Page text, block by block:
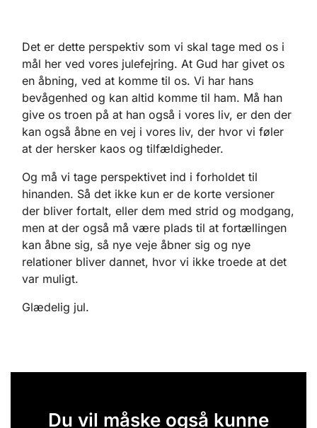
Det er dette perspektiv som vi skal tage med os i
mål her ved vores julefejring. At Gud har givet os
en åbning, ved at komme til os. Vi har hans
bevågenhed og kan altid komme til ham. Må han
give os troen på at han også i vores liv, er den der
kan også åbne en vej i vores liv, der hvor vi føler
at der hersker kaos og tilfældigheder.
Og må vi tage perspektivet ind i forholdet til
hinanden. Så det ikke kun er de korte versioner
der bliver fortalt, eller dem med strid og modgang,
men at der også må være plads til at fortællingen
kan åbne sig, så nye veje åbner sig og nye
relationer bliver dannet, hvor vi ikke troede at det
var muligt.
Glædelig jul.
Du vil måske også kunne